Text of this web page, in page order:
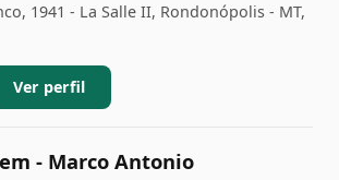
1941 - La Salle II, Rondonópolis - MT,
Ver perfil
- Marco Antonio